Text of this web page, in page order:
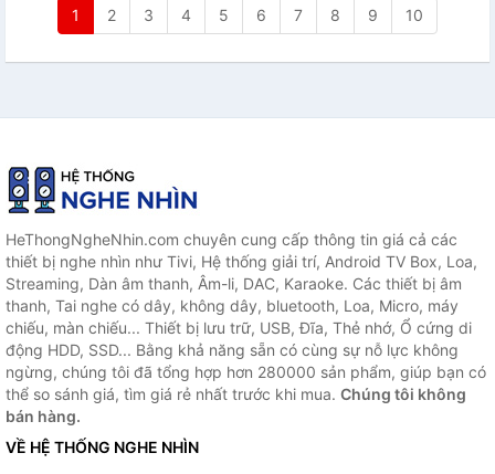
1 2 3 4 5 6 7 8 9 10
HeThongNgheNhin.com chuyên cung cấp thông tin giá cả các
thiết bị nghe nhìn như Tivi, Hệ thống giải trí, Android TV Box, Loa,
Streaming, Dàn âm thanh, Âm-li, DAC, Karaoke. Các thiết bị âm
thanh, Tai nghe có dây, không dây, bluetooth, Loa, Micro, máy
chiếu, màn chiếu... Thiết bị lưu trữ, USB, Đĩa, Thẻ nhớ, Ổ cứng di
động HDD, SSD... Bằng khả năng sẵn có cùng sự nỗ lực không
ngừng, chúng tôi đã tổng hợp hơn 280000 sản phẩm, giúp bạn có
thể so sánh giá, tìm giá rẻ nhất trước khi mua. Chúng tôi không
bán hàng.
VỀ HỆ THỐNG NGHE NHÌN